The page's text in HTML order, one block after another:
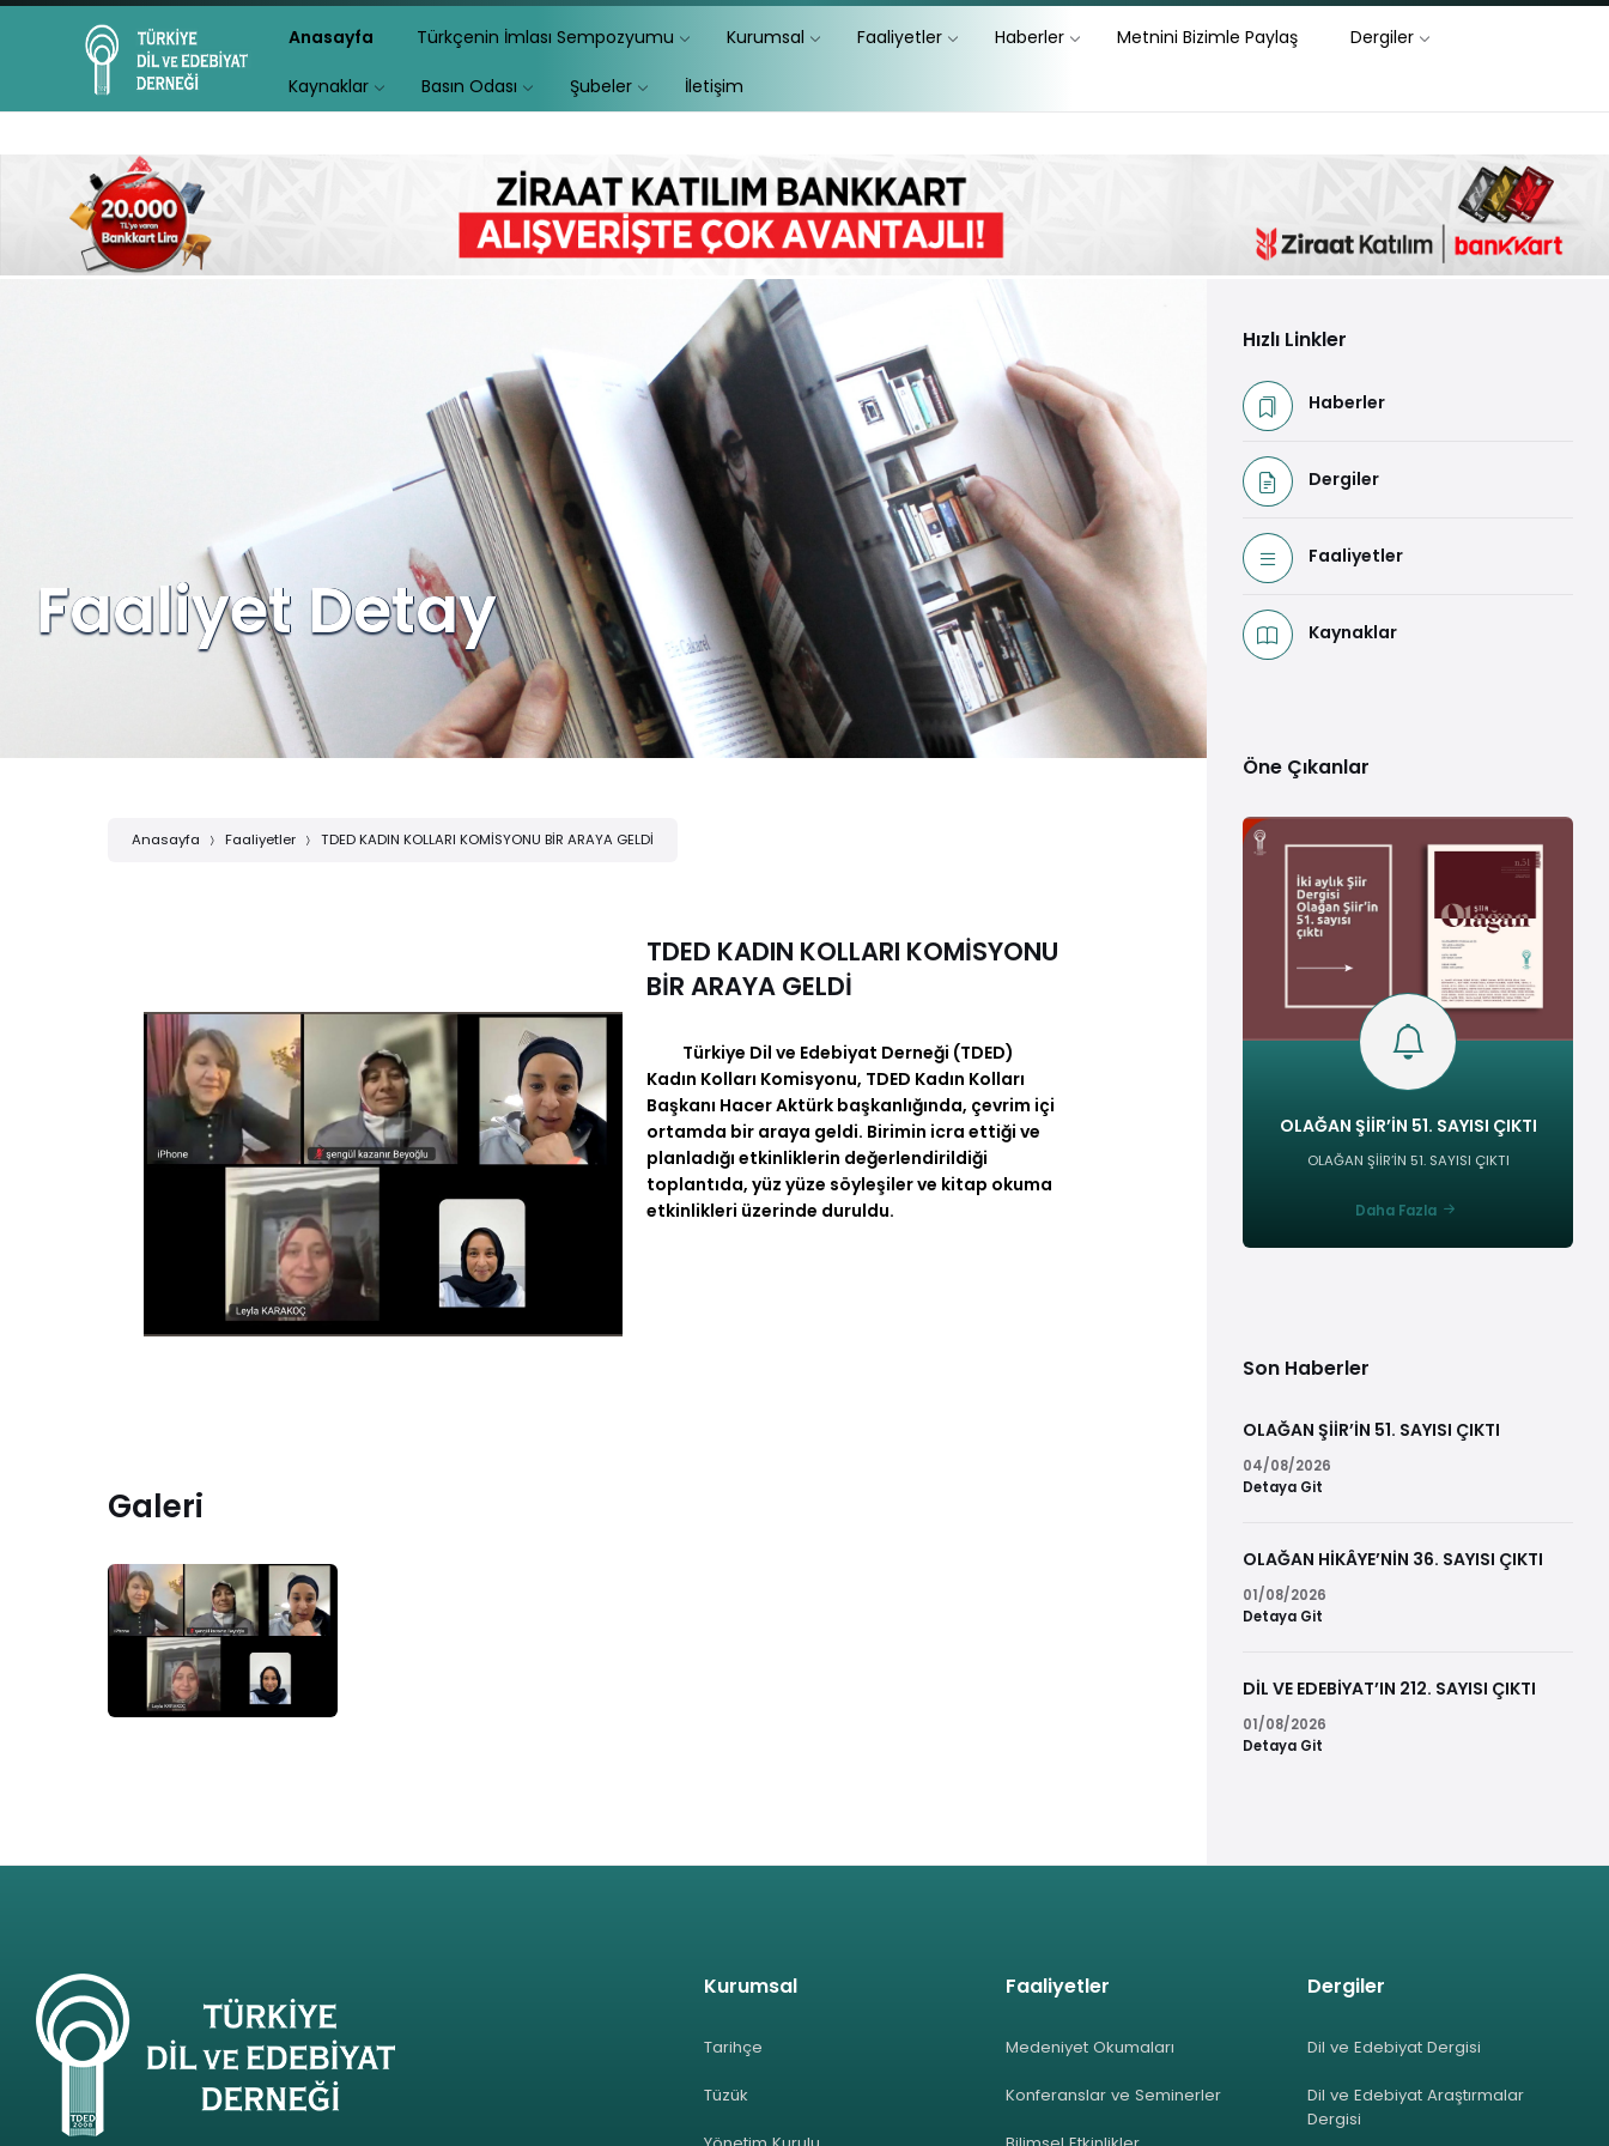
Anasayfa Türkçenin İmlası Sempozyumu Kurumsal Faaliyetler Haberler Metnini Bizimle Paylaş Dergiler
Kaynaklar Basın Odası Şubeler İletişim
Faaliyet Detay
Anasayfa Faaliyetler TDED KADIN KOLLARI KOMİSYONU BİR ARAYA GELDİ
TDED KADIN KOLLARI KOMİSYONU
BİR ARAYA GELDİ
Türkiye Dil ve Edebiyat Derneği (TDED)
Kadın Kolları Komisyonu, TDED Kadın Kolları
Başkanı Hacer Aktürk başkanlığında, çevrim içi
ortamda bir araya geldi. Birimin icra ettiği ve
planladığı etkinliklerin değerlendirildiği
toplantıda, yüz yüze söyleşiler ve kitap okuma
etkinlikleri üzerinde duruldu.
Galeri
Hızlı Linkler
Haberler
Dergiler
Faaliyetler
Kaynaklar
Öne Çıkanlar
OLAĞAN ŞİİR’İN 51. SAYISI ÇIKTI
OLAĞAN ŞİİR’İN 51. SAYISI ÇIKTI
Daha Fazla
Son Haberler
OLAĞAN ŞİİR’İN 51. SAYISI ÇIKTI
04/08/2026
Detaya Git
OLAĞAN HİKÂYE’NİN 36. SAYISI ÇIKTI
01/08/2026
Detaya Git
DİL VE EDEBİYAT’IN 212. SAYISI ÇIKTI
01/08/2026
Detaya Git
Kurumsal
Tarihçe
Tüzük
Faaliyetler
Medeniyet Okumaları
Konferanslar ve Seminerler
Dergiler
Dil ve Edebiyat Dergisi
Dil ve Edebiyat Araştırmalar
Dergisi